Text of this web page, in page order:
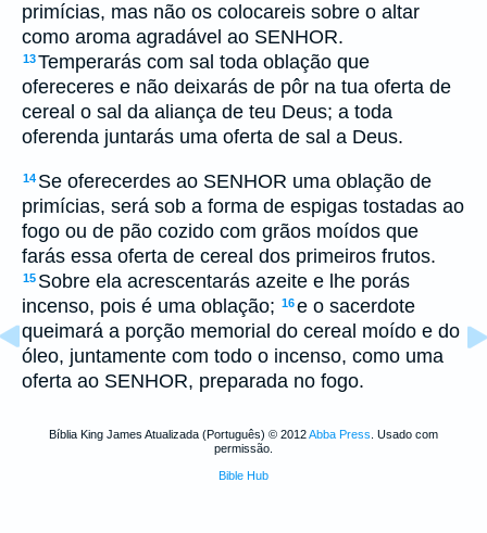
primícias, mas não os colocareis sobre o altar
como aroma agradável ao SENHOR.
13Temperarás com sal toda oblação que
ofereceres e não deixarás de pôr na tua oferta de
cereal o sal da aliança de teu Deus; a toda
oferenda juntarás uma oferta de sal a Deus.
14 Se oferecerdes ao SENHOR uma oblação de
primícias, será sob a forma de espigas tostadas ao
fogo ou de pão cozido com grãos moídos que
farás essa oferta de cereal dos primeiros frutos.
15 Sobre ela acrescentarás azeite e lhe porás
incenso, pois é uma oblação; 16e o sacerdote
queimará a porção memorial do cereal moído e do
óleo, juntamente com todo o incenso, como uma
oferta ao SENHOR, preparada no fogo.
Bíblia King James Atualizada (Português) © 2012Abba Press . Usado com
permissão.
Bible Hub